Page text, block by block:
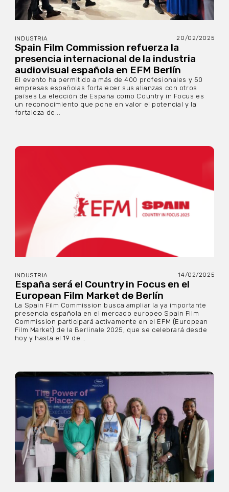
INDUSTRIA 20/02/2025
Spain Film Commission refuerza la
presencia internacional de la industria
audiovisual española en EFM Berlín
El evento ha permitido a más de 400 profesionales y 50
empresas españolas fortalecer sus alianzas con otros
países La elección de España como Country in Focus es
un reconocimiento que pone en valor el potencial y la
fortaleza de...
INDUSTRIA 14/02/2025
España será el Country in Focus en el
European Film Market de Berlín
La Spain Film Commission busca ampliar la ya importante
presencia española en el mercado europeo Spain Film
Commission participará activamente en el EFM (European
Film Market) de la Berlinale 2025, que se celebrará desde
hoy y hasta el 19 de...